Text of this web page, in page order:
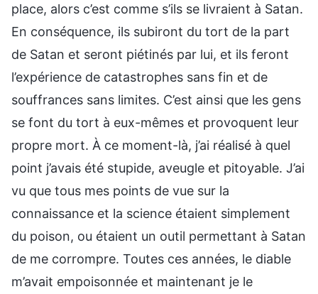
place, alors c’est comme s’ils se livraient à Satan.
En conséquence, ils subiront du tort de la part
de Satan et seront piétinés par lui, et ils feront
l’expérience de catastrophes sans fin et de
souffrances sans limites. C’est ainsi que les gens
se font du tort à eux-mêmes et provoquent leur
propre mort. À ce moment-là, j’ai réalisé à quel
point j’avais été stupide, aveugle et pitoyable. J’ai
vu que tous mes points de vue sur la
connaissance et la science étaient simplement
du poison, ou étaient un outil permettant à Satan
de me corrompre. Toutes ces années, le diable
m’avait empoisonnée et maintenant je le